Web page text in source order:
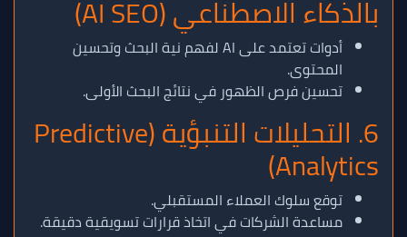
بالذكاء الاصطناعي (AI SEO)
أدوات تعتمد على AI لفهم نية البحث وتحسين
المحتوى.
تحسين فرص الظهور في نتائج البحث الأولى.
6. التحليلات التنبؤية (Predictive
Analytics)
توقع سلوك العملاء المستقبلي.
مساعدة الشركات في اتخاذ قرارات تسويقية دقيقة.